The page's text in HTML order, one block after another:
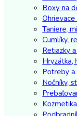
Boxy na
Taniere,
Cumlíky,
Retiazky
Hryzátka,
Potreby a
Nočníky,